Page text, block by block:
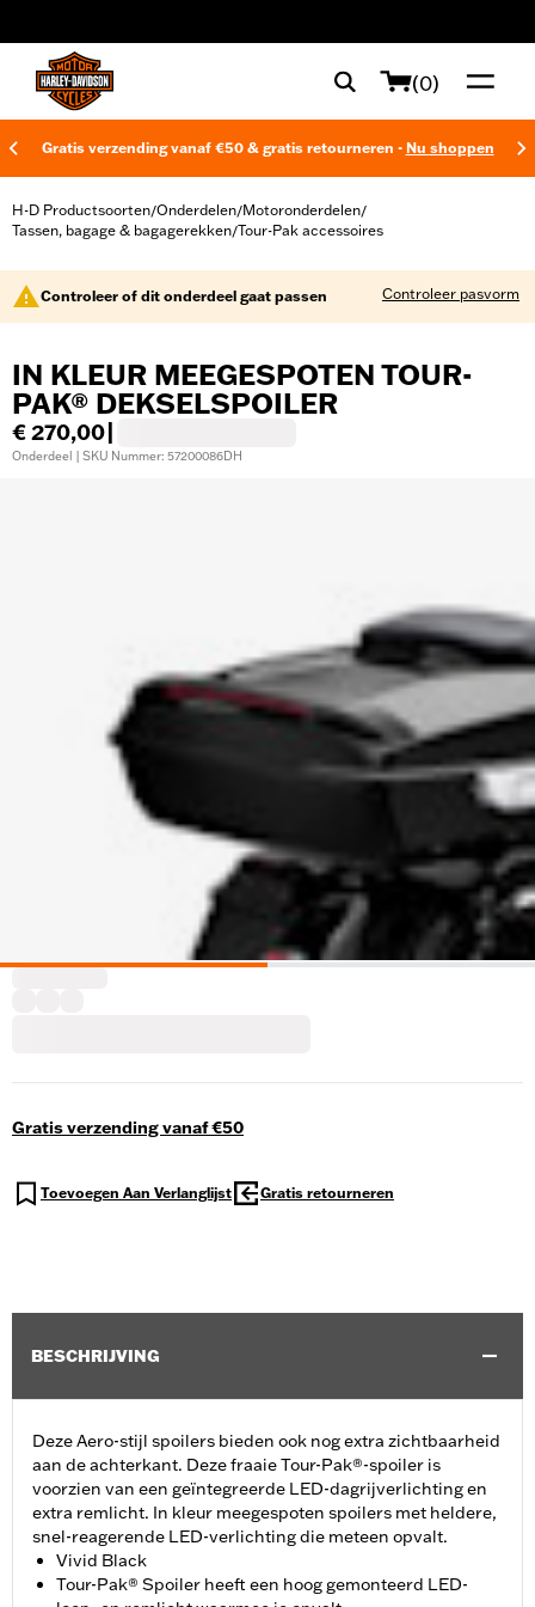
(0)
Gratis verzending vanaf €50 & gratis retourneren - Nu shoppen
H-D Productsoorten/Onderdelen/Motoronderdelen/
Tassen, bagage & bagagerekken/Tour-Pak accessoires
Controleer of dit onderdeel gaat passen Controleer pasvorm
IN KLEUR MEEGESPOTEN TOUR-
PAK® DEKSELSPOILER
€ 270,00
Onderdeel | SKU Nummer: 57200086DH
Gratis verzending vanaf €50
Toevoegen Aan Verlanglijst Gratis retourneren
BESCHRIJVING
Deze Aero-stijl spoilers bieden ook nog extra zichtbaarheid
aan de achterkant. Deze fraaie Tour-Pak®-spoiler is
voorzien van een geïntegreerde LED-dagrijverlichting en
extra remlicht. In kleur meegespoten spoilers met heldere,
snel-reagerende LED-verlichting die meteen opvalt.
Vivid Black
Tour-Pak® Spoiler heeft een hoog gemonteerd LED-